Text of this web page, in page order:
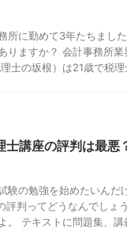
所に勤めて3年たちまし
りますか？ 会計事務所
士の坂根）は21歳で税
士講座の評判は最悪
験の勉強を始めたいんだ
評判ってどうなんでしょ
。 テキストに問題集、